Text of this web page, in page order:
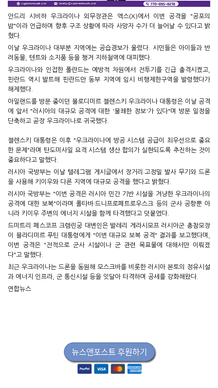
안드리 시비하 우크라이나 외무장관은 엑스(X)에서 이번 공격을 "공포의
밤"이라 언급하며 향후 구조 상황에 따라 사망자 수가 더 늘어날 수 있다고 밝
혔다.
이날 우크라이나 대부분 지역에는 공습경보가 울렸다. 시민들은 아이들과 반
려동물, 텐트와 소지품 등을 챙겨 지하철역에 대피했다.
우크라이나와 인접한 폴란드는 예방적 차원에서 전투기를 긴급 출격시켰고,
핀란드 역시 발트해 핀란드만 동부 지역에 임시 비행제한구역을 발령했다가
해제했다.
아일랜드를 방문 중이던 볼로디미르 젤렌스키 우크라이나 대통령은 이날 공격
에 앞서 "러시아의 대규모 공격에 대한 '불쾌한 정보'가 있다"며 방문 일정을
단축하고 곧장 우크라이나로 귀국했다.
젤렌스키 대통령은 이후 "우크라이나에 방공 시스템 공급이 최우선으로 중요
한 문제"라며 탄도미사일 요격 시스템 생산 합의가 실현되도록 추진하는 것이
중요하다고 말했다.
러시아 국방부는 이날 텔레그램 게시글에서 장거리·고정밀 발사 무기와 드론
을 사용해 키이우와 다른 지역에 대규모 공격을 했다고 밝혔다.
러시아 국방부는 "이번 공격은 러시아 민간 기반 시설을 겨냥한 우크라이나의
공격에 대한 보복"이라며 폴타바·드니프로페트로우스크 등의 군사 공항뿐 아
니라 키이우 주변의 에너지 시설을 함께 타격했다고 덧붙였다.
드미트리 페스코프 크렘린궁 대변인은 발레리 게라시모프 러시아군 총참모장
이 블라디미르 푸틴 대통령에게 "이번 대규모 보복 공격" 결과를 보고했다며,
이번 공격은 "전적으로 군사 시설이나 군 관련 목표물에 대해서만 이뤄졌
다"고 말했다.
최근 우크라이나는 드론을 동원해 모스크바를 비롯한 러시아 본토의 정유시설
과 에너지 인프라, 군 통신시설 등을 잇달아 타격하며 공세를 강화해왔다.
연합뉴스